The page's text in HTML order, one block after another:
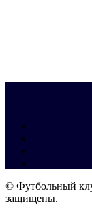
© Футбольный
защищены.